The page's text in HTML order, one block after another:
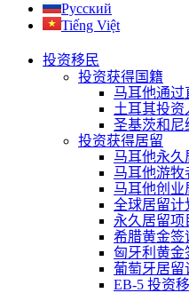
Русский
Tiếng Việt
投资移民
投资获得国籍
马耳他通
土耳其投资
圣基茨和尼
投资获得居留
马耳他永久
马耳他游牧
马耳他创业
全球居留计
永久居留项
希腊黄金签
匈牙利黄金
葡萄牙居留
EB-5 投资